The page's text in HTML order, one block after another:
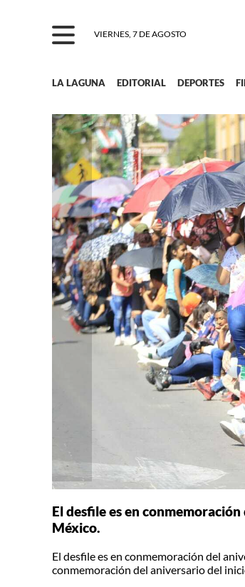
VIERNES, 7 DE AGOSTO
LA LAGUNA EDITORIAL DEPORTES
El desfile es en
México.
El desfile es en conmemoración del
conmemoración del aniversario del